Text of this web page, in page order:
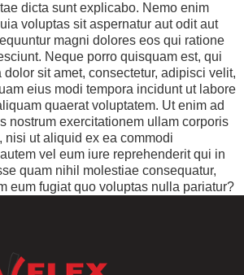
dicta sunt explicabo. Nemo enim
voluptas sit aspernatur aut odit aut
magni dolores eos qui ratione
Neque porro quisquam est, qui
sit amet, consectetur, adipisci velit,
eius modi tempora incidunt ut labore
quaerat voluptatem. Ut enim ad
nostrum exercitationem ullam corporis
nisi ut aliquid ex ea commodi
vel eum iure reprehenderit qui in
quam nihil molestiae consequatur,
eum fugiat quo voluptas nulla pariatur?